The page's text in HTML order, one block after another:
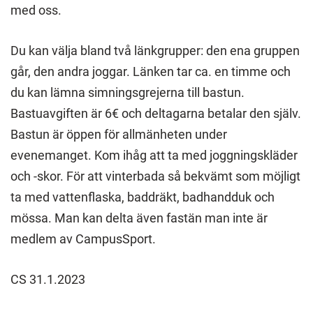
med oss.
Du kan välja bland två länkgrupper: den ena gruppen
går, den andra joggar. Länken tar ca. en timme och
du kan lämna simningsgrejerna till bastun.
Bastuavgiften är 6€ och deltagarna betalar den själv.
Bastun är öppen för allmänheten under
evenemanget. Kom ihåg att ta med joggningskläder
och -skor. För att vinterbada så bekvämt som möjligt
ta med vattenflaska, baddräkt, badhandduk och
mössa. Man kan delta även fastän man inte är
medlem av CampusSport.
CS 31.1.2023